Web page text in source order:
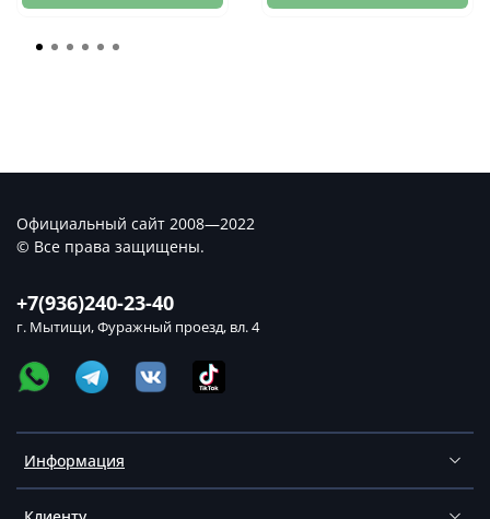
Информация
+7(936)240-23-40
г. Мытищи, Фуражный проезд, вл. 4
Официальный сайт 2008—2022
© Все права защищены.